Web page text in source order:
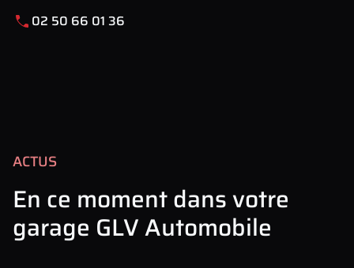
02 50 66 01 36
ACTUS
En ce moment dans votre
garage GLV Automobile